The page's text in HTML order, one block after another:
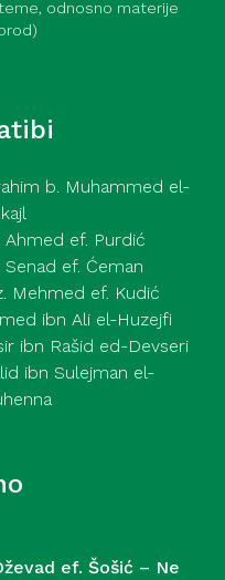
odnosno materije
b. Muhammed el-
Ahmed ef. Purdić
Senad ef. Ćeman
Mehmed ef. Kudić
ibn Ali el-Huzejfi
ibn Rašid ed-Devseri
ibn Sulejman el-
ef. Šošić – Ne